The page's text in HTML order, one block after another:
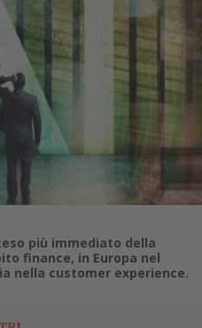
più immediato della
finance, in Europa nel
nella customer experience.